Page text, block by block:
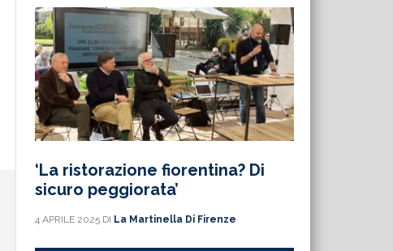
‘La ristorazione fiorentina? Di
sicuro peggiorata’
4 APRILE 2025 DI La Martinella Di Firenze